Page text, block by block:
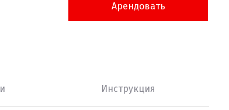
Арендовать
Инструкция